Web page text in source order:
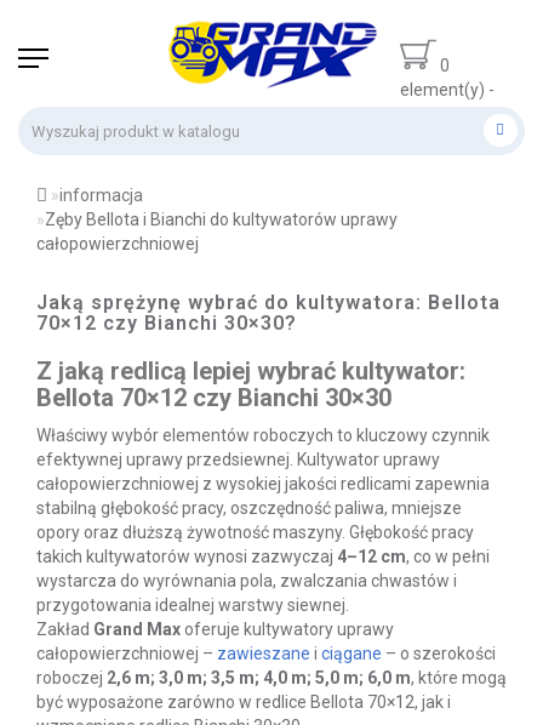
0
element(y) -
informacja
Zęby Bellota i Bianchi do kultywatorów uprawy
całopowierzchniowej
Jaką sprężynę wybrać do kultywatora: Bellota
70×12 czy Bianchi 30×30?
Z jaką redlicą lepiej wybrać kultywator:
Bellota 70×12 czy Bianchi 30×30
Właściwy wybór elementów roboczych to kluczowy czynnik
efektywnej uprawy przedsiewnej. Kultywator uprawy
całopowierzchniowej z wysokiej jakości redlicami zapewnia
stabilną głębokość pracy, oszczędność paliwa, mniejsze
opory oraz dłuższą żywotność maszyny. Głębokość pracy
takich kultywatorów wynosi zazwyczaj 4–12 cm, co w pełni
wystarcza do wyrównania pola, zwalczania chwastów i
przygotowania idealnej warstwy siewnej.
Zakład Grand Max oferuje kultywatory uprawy
całopowierzchniowej – zawieszane i ciągane – o szerokości
roboczej 2,6 m; 3,0 m; 3,5 m; 4,0 m; 5,0 m; 6,0 m, które mogą
być wyposażone zarówno w redlice Bellota 70×12, jak i